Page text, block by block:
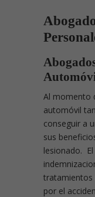
Al momento
automóvil
conseguir a
sus
lesionado.
tratamientos
por el